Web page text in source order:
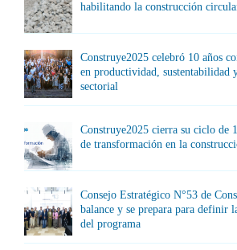
habilitando la construcción
Construye2025 celebró 10 años
en productividad, sustentabilidad
sectorial
Construye2025 cierra su ciclo de
de transformación en la
Consejo Estratégico N°53 de
balance y se prepara para definir
del programa